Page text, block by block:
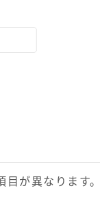
が異なります。